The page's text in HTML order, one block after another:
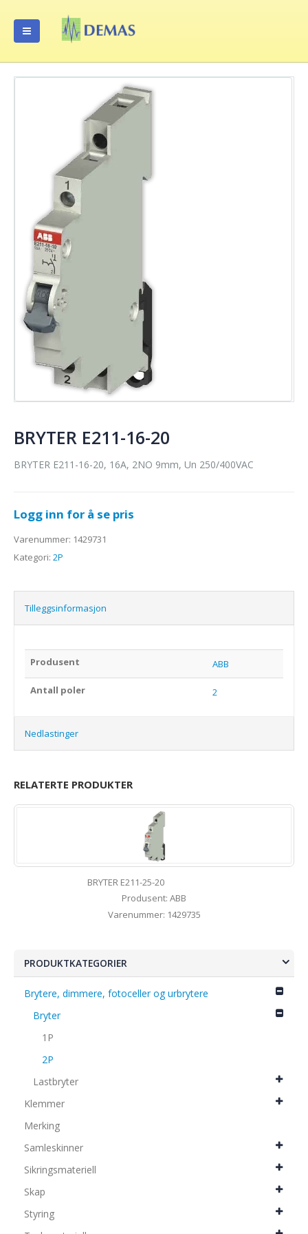
BRYTER E211-16-20
BRYTER E211-16-20, 16A, 2NO 9mm, Un 250/400VAC
Logg inn for å se pris
Varenummer: 1429731
Kategori: 2P
Tilleggsinformasjon
Produsent ABB
Antall poler 2
Nedlastinger
RELATERTE PRODUKTER
BRYTER E211-25-20
Produsent: ABB
Varenummer: 1429735
PRODUKTKATEGORIER
Brytere, dimmere, fotoceller og urbrytere
Bryter
1P
2P
Lastbryter
Klemmer
Merking
Samleskinner
Sikringsmateriell
Skap
Styring